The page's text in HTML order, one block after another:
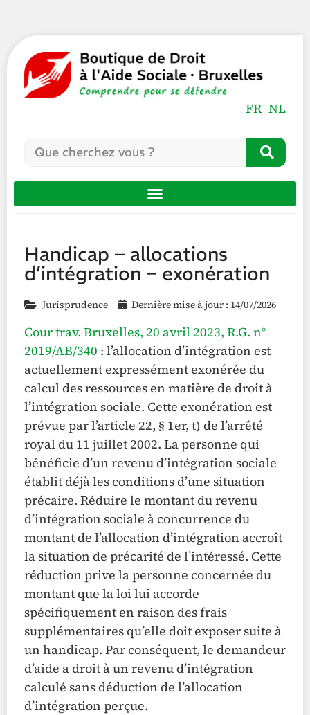
FR NL
Handicap – allocations
d’intégration – exonération
Jurisprudence Dernière mise à jour : 14/07/2026
Cour trav. Bruxelles, 20 avril 2023, R.G. n°
2019/AB/340 : l’allocation d’intégration est
actuellement expressément exonérée du
calcul des ressources en matière de droit à
l’intégration sociale. Cette exonération est
prévue par l’article 22, § 1er, t) de l’arrêté
royal du 11 juillet 2002. La personne qui
bénéficie d’un revenu d’intégration sociale
établit déjà les conditions d’une situation
précaire. Réduire le montant du revenu
d’intégration sociale à concurrence du
montant de l’allocation d’intégration accroît
la situation de précarité de l’intéressé. Cette
réduction prive la personne concernée du
montant que la loi lui accorde
spécifiquement en raison des frais
supplémentaires qu’elle doit exposer suite à
un handicap. Par conséquent, le demandeur
d’aide a droit à un revenu d’intégration
calculé sans déduction de l’allocation
d’intégration perçue.